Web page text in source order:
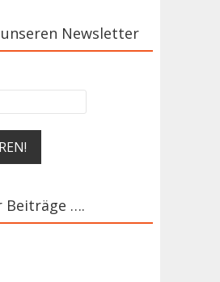
Newsletter
Beiträge ….